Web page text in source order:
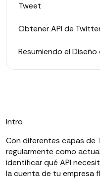
Tweet
Obtener API de
Resumiendo el Diseño
Intro
Con diferentes capas de
regularmente como
identificar qué API
la cuenta de tu empresa